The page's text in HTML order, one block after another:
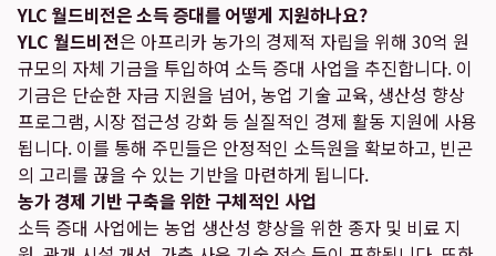
YLC 월드비전은 소득 증대를 어떻게 지원하나요?
YLC 월드비전은 아프리카 농가의 경제적 자립을 위해 30억 원
규모의 자체 기금을 투입하여 소득 증대 사업을 추진합니다. 이
기금은 단순한 자금 지원을 넘어, 농업 기술 교육, 생산성 향상
프로그램, 시장 접근성 강화 등 실질적인 경제 활동 지원에 사용
됩니다. 이를 통해 주민들은 안정적인 소득원을 확보하고, 빈곤
의 고리를 끊을 수 있는 기반을 마련하게 됩니다.
농가 경제 기반 구축을 위한 구체적인 사업
소득 증대 사업에는 농업 생산성 향상을 위한 종자 및 비료 지